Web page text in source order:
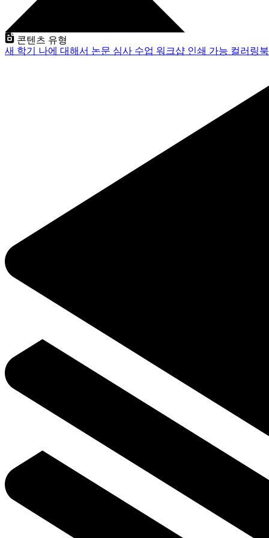
콘텐츠 유형
새 학기 나에 대해서 논문 심사 수업 워크샵 인쇄 가능 컬러링북